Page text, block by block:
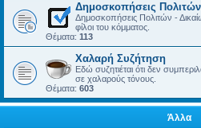
Δημοσκοπήσεις Πολιτών
Δημοσκοπήσεις Πολιτών -
φίλοι του κόμματος.
Θέματα: 113
Χαλαρή Συζήτηση
Εδώ συζητιέται ότι δεν
σε χαλαρούς τόνους.
Θέματα: 603
Άλλα